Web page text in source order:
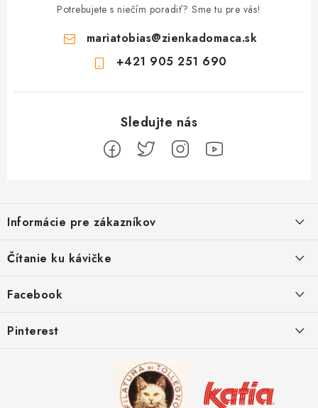
Potrebujete s niečím poradiť? Sme tu pre vás!
mariatobias@zienkadomaca.sk
+421 905 251 690
p
ä
Informácie pre zákazníkov
Ako sa registrovať
Kedy objednáme nový tovar
Čítanie ku kávičke
Ako sa orientovať v hrúbke priadzí
Facebook
Pinterest